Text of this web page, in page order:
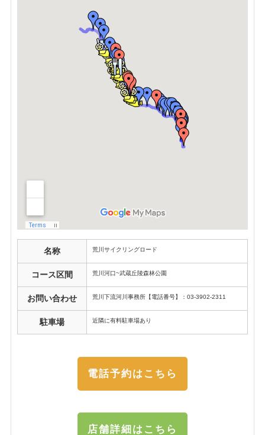
名称 荒川サイクリングロード
コース区間 荒川河口~武蔵丘陵森林公園
お問い合わせ 荒川下流河川事務所【電話番号】：03-3902-2311
駐車場 近隣に有料駐車場あり
電話予約はこちら
店舗詳細はこちら